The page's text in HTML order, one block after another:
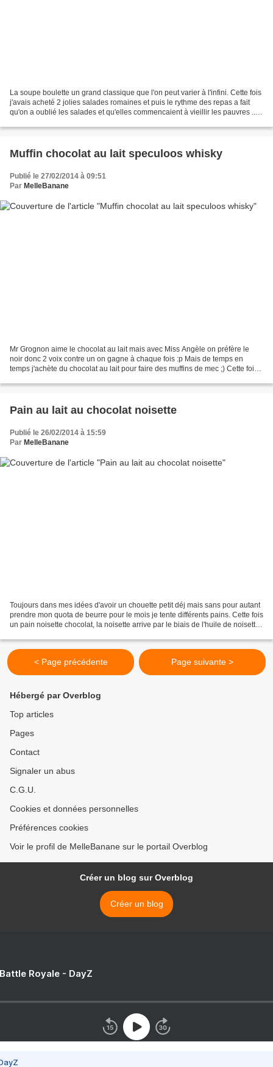
La soupe boulette un grand classique que l'on peut varier à l'infini. Cette fois
j'avais acheté 2 jolies salades romaines et puis le rythme des repas a fait
qu'on a oublié les salades et qu'elles commencaient à vieillir les pauvres ....
Muffin chocolat au lait speculoos whisky
Publié le 27/02/2014 à 09:51
Par MelleBanane
Mr Grognon aime le chocolat au lait mais avec Miss Angèle on préfère le
noir donc 2 voix contre un on gagne à chaque fois :p Mais de temps en
temps j'achète du chocolat au lait pour faire des muffins de mec ;) Cette fois
Pain au lait au chocolat noisette
Publié le 26/02/2014 à 15:59
Par MelleBanane
Toujours dans mes idées d'avoir un chouette petit déj mais sans pour autant
prendre mon quota de beurre pour le mois je tente différents pains. Cette fois
un pain noisette chocolat, la noisette arrive par le biais de l'huile de noisette
< Page précédente Page suivante >
Hébergé par Overblog
Top articles
Pages
Contact
Signaler un abus
C.G.U.
Cookies et données personnelles
Préférences cookies
Voir le profil de MelleBanane sur le portail Overblog
Créer un blog sur Overblog
Créer un blog
Royale - DayZ